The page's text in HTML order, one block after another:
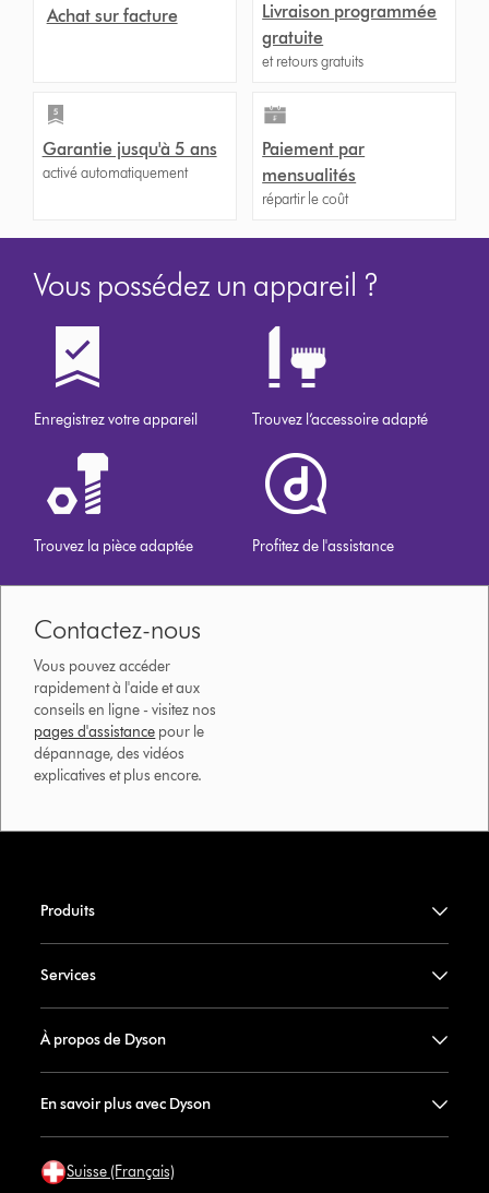
Achat sur facture
Livraison programmée
gratuite
et retours gratuits
Garantie jusqu'à 5 ans
activé automatiquement
Paiement par
mensualités
répartir le coût
Vous possédez un appareil ?
Enregistrez votre appareil Trouvez l’accessoire adapté
Trouvez la pièce adaptée Profitez de l'assistance
Contactez-nous
Vous pouvez accéder
rapidement à l'aide et aux
conseils en ligne - visitez nos
pages d'assistance pour le
dépannage, des vidéos
explicatives et plus encore.
Produits
Services
À propos de Dyson
En savoir plus avec Dyson
Suisse (Français)